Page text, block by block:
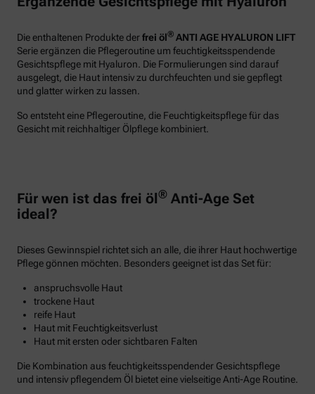
Die enthaltenen Produkte derfrei öl® ANTI AGE HYALURON LIFT
Serie ergänzen die Pflegeroutine um feuchtigkeitsspendende
Gesichtspflege mit Hyaluron. Die Formulierungen sind darauf
ausgelegt, die Haut intensiv zu durchfeuchten und sie gepflegt
und glatter wirken zu lassen.
So entsteht eine Pflegeroutine, die Feuchtigkeitspflege für das
Gesicht mit reichhaltiger Ölpflege kombiniert.
Für wen ist das frei öl® Anti-Age Set
ideal?
Dieses Gewinnspiel richtet sich an alle, die ihrer Haut hochwertige
Pflege gönnen möchten. Besonders geeignet ist das Set für:
anspruchsvolle Haut
trockene Haut
reife Haut
Haut mit Feuchtigkeitsverlust
Haut mit ersten oder sichtbaren Falten
Die Kombination aus feuchtigkeitsspendender Gesichtspflege
und intensiv pflegendem Öl bietet eine vielseitige Anti-Age Routine.